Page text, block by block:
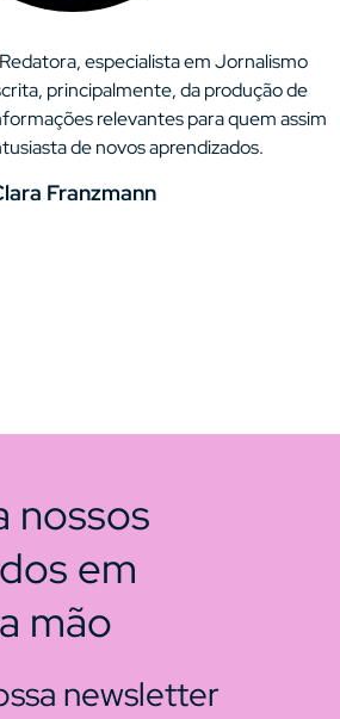
especialista em Jornalismo
principalmente, da produção de
relevantes para quem assim
de novos aprendizados.
Franzmann
nossos
em
mão
newsletter